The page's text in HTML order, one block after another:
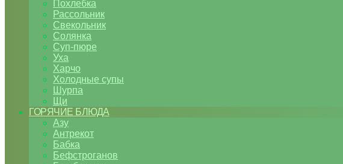
Похлебка
Рассольник
Свекольник
Солянка
Суп-пюре
Уха
Харчо
Холодные супы
Шурпа
Щи
ГОРЯЧИЕ БЛЮДА
Азу
Антрекот
Бабка
Бефстроганов